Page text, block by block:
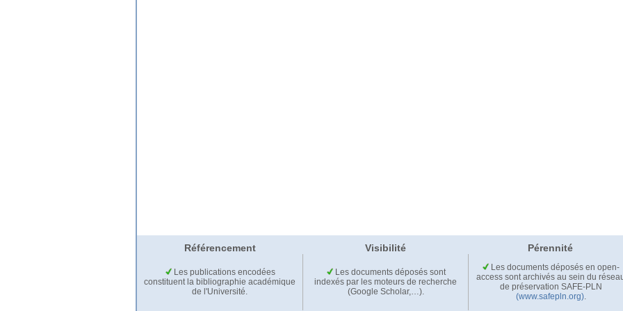
Référencement Visibilité Pérennité
Les publications encodées
constituent la bibliographie académique
de l'Université.
Les documents déposés sont
indexés par les moteurs de recherche
(Google Scholar,…).
Les documents déposés en open-
access sont archivés au sein du
de préservation SAFE-PLN
(www.safepln.org).